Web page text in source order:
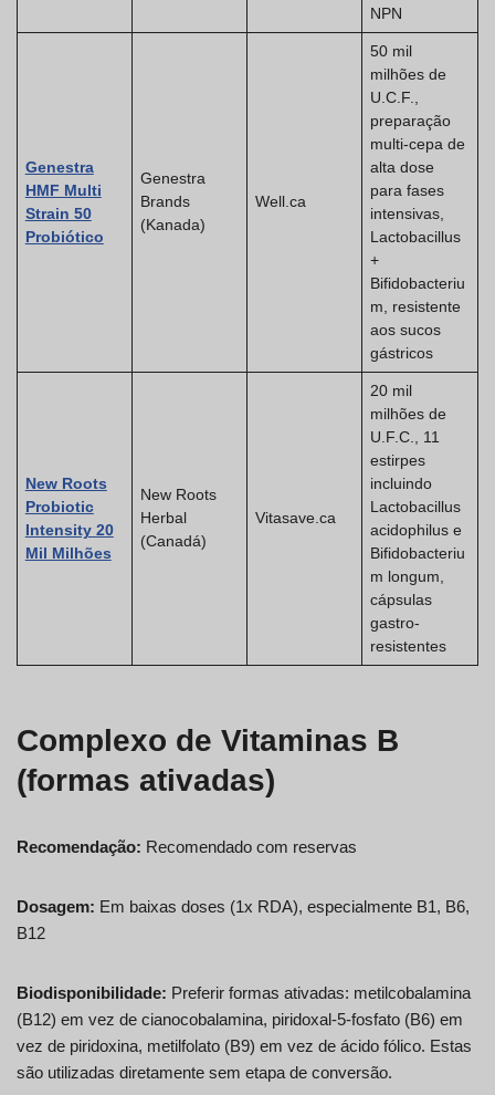
NPN
Genestra
HMF Multi
Strain 50
Probiótico
Genestra
Brands
(Kanada)
Well.ca
50 mil
milhões de
U.C.F.,
preparação
multi-cepa de
alta dose
para fases
intensivas,
Lactobacillus
+
Bifidobacteriu
m, resistente
aos sucos
gástricos
New Roots
Probiotic
Intensity 20
Mil Milhões
New Roots
Herbal
(Canadá)
Vitasave.ca
20 mil
milhões de
U.F.C., 11
estirpes
incluindo
Lactobacillus
acidophilus e
Bifidobacteriu
m longum,
cápsulas
gastro-
resistentes
Complexo de Vitaminas B
(formas ativadas)
Recomendação: Recomendado com reservas
Dosagem: Em baixas doses (1x RDA), especialmente B1, B6,
B12
Biodisponibilidade: Preferir formas ativadas: metilcobalamina
(B12) em vez de cianocobalamina, piridoxal-5-fosfato (B6) em
vez de piridoxina, metilfolato (B9) em vez de ácido fólico. Estas
são utilizadas diretamente sem etapa de conversão.